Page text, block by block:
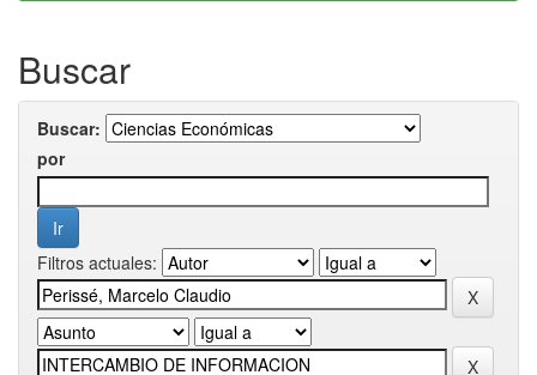
Buscar
Buscar:
por
Filtros actuales: